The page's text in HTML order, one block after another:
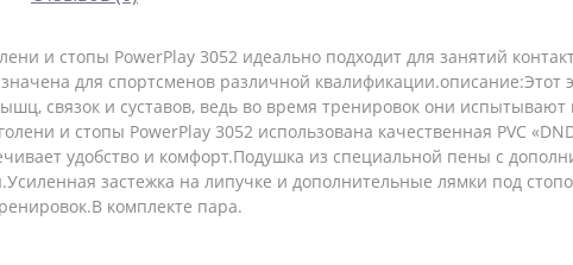
и стопы PowerPlay 3052 идеально подходит для занятий
для спортсменов различной
связок и суставов, ведь во время тренировок они
и стопы PowerPlay 3052 использована качественная PVC
удобство и комфорт.Подушка из специальной пены с
застежка на липучке и дополнительные лямки под
комплекте пара.